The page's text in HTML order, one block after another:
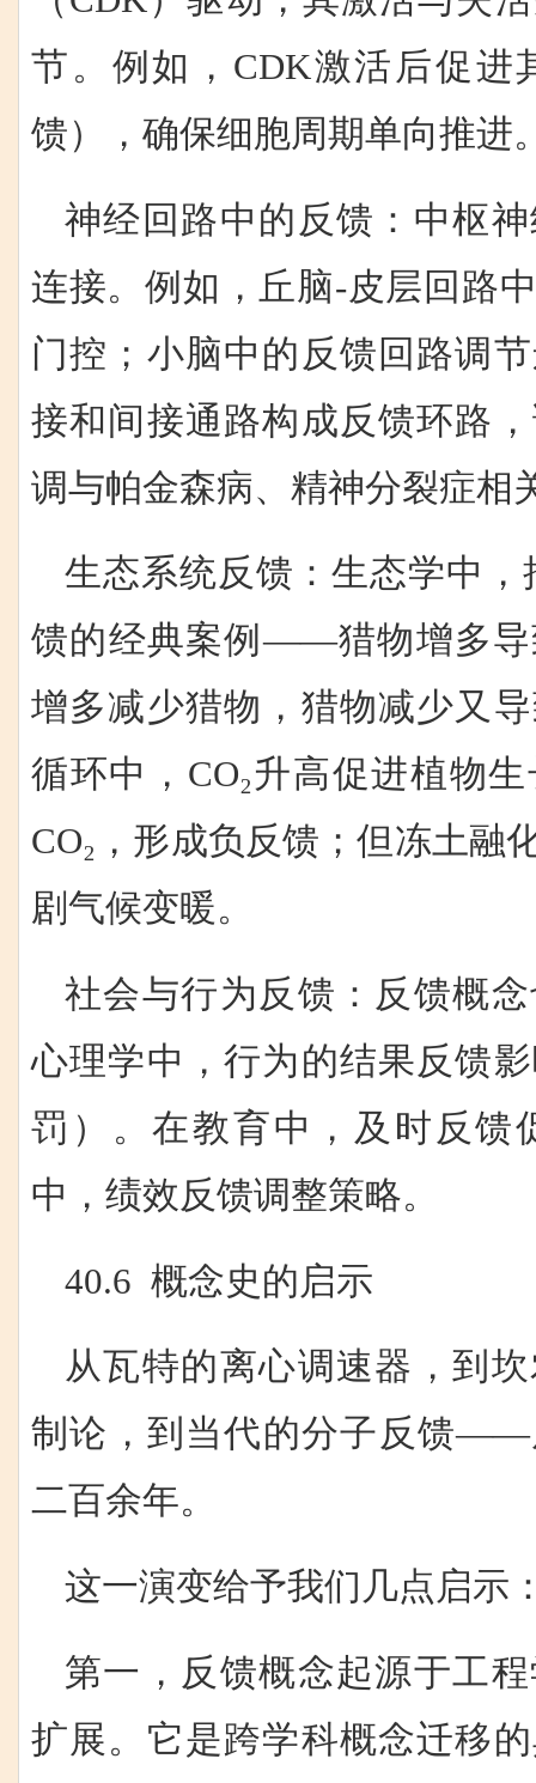
节。例如，CDK激活后促进
馈），确保细胞周期单向推进
神经回路中的反馈：中枢
连接。例如，丘脑-皮层回路
门控；小脑中的反馈回路调
接和间接通路构成反馈环路
调与帕金森病、精神分裂症相
生态系统反馈：生态学中
馈的经典案例——猎物增多导
增多减少猎物，猎物减少又
循环中，CO₂升高促进植物
CO₂，形成负反馈；但冻土融
剧气候变暖。
社会与行为反馈：反馈概
心理学中，行为的结果反馈
罚）。在教育中，及时反馈
中，绩效反馈调整策略。
40.6 概念史的启示
从瓦特的离心调速器，到
制论，到当代的分子反馈——
二百余年。
这一演变给予我们几点启示
第一，反馈概念起源于工
扩展。它是跨学科概念迁移